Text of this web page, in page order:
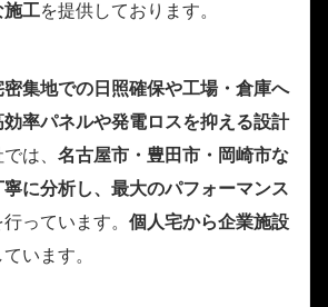
施工を提供しております。
密集地での日照確保や工場・倉庫へ
効率パネルや発電ロスを抑える設計
は、 名古屋市・豊田市・岡崎市な
に分析し、最大のパフォーマンス
行っています。 個人宅から企業施設
ています。